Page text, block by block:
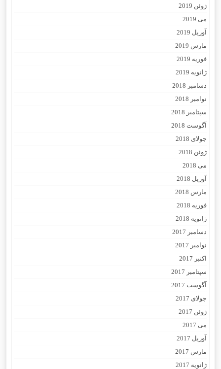
ژوئن 2019
می 2019
آوریل 2019
مارس 2019
فوریه 2019
ژانویه 2019
دسامبر 2018
نوامبر 2018
سپتامبر 2018
آگوست 2018
جولای 2018
ژوئن 2018
می 2018
آوریل 2018
مارس 2018
فوریه 2018
ژانویه 2018
دسامبر 2017
نوامبر 2017
اکتبر 2017
سپتامبر 2017
آگوست 2017
جولای 2017
ژوئن 2017
می 2017
آوریل 2017
مارس 2017
ژانویه 2017